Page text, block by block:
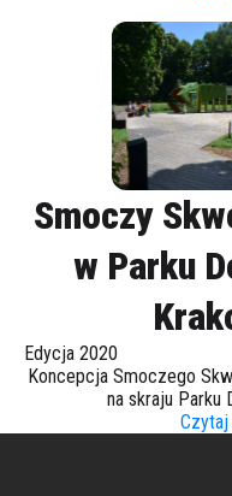
Smoczy
w Parku
Edycja 2020
Koncepcja Smoczego
na skraju Parku